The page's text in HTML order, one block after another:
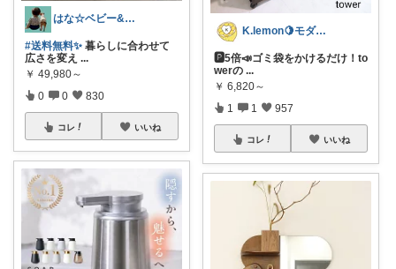
はな☆ベビー&キッズ
#送料無料✨ 暮らしに合わせて
広さを変え ...
￥ 49,980～
0 0 830
コレ いいね
K.lemon🍋モダン+家事楽+🐶
🅿️5倍📣ゴミ袋をかけるだけ！to
werの ...
￥ 6,820～
1 1 957
コレ いいね